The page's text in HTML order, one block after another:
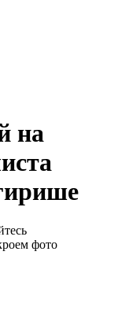
на
фото